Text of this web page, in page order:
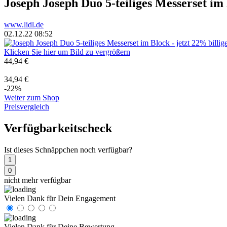
Joseph Joseph Duo 5-teiliges Messerset
www.lidl.de
02.12.22 08:52
Klicken Sie hier um Bild zu vergrößern
44,94 €
34,94 €
-22%
Weiter zum Shop
Preisvergleich
Verfügbarkeitscheck
Ist dieses Schnäppchen noch verfügbar?
1
0
nicht mehr verfügbar
Vielen Dank für Dein Engagement